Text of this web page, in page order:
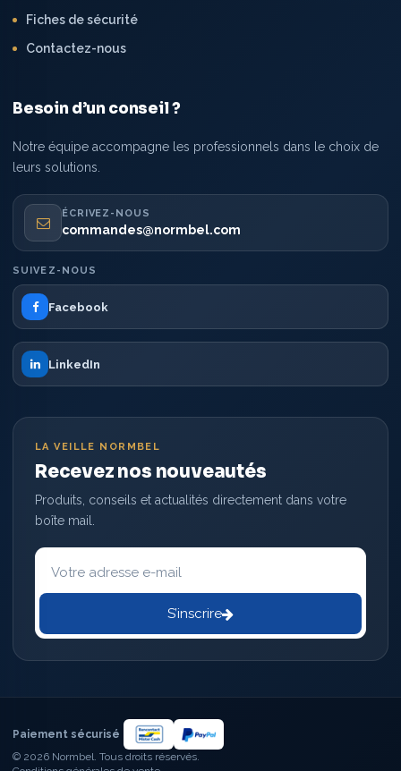
Fiches de sécurité
Contactez-nous
Besoin d’un conseil ?
Notre équipe accompagne les professionnels dans le choix de
leurs solutions.
ÉCRIVEZ-NOUS
commandes@normbel.com
SUIVEZ-NOUS
Facebook
LinkedIn
LA VEILLE NORMBEL
Recevez nos nouveautés
Produits, conseils et actualités directement dans votre
boîte mail.
Votre
adresse
mail
S’inscrire
© 2026 Normbel. Tous droits réservés.
Paiement sécurisé